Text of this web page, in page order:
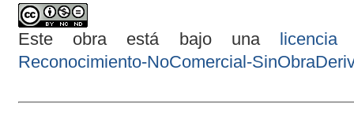
Este obra está bajo una
Reconocimiento-NoComercial-